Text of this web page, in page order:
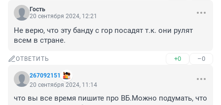
Гость
20 сентября 2024, 12:21
Не верю, что эту банду с гор посадят т.к. они рулят
всем в стране.
ОТВЕТИТЬ +0 –0
267092151
20 сентября 2024, 11:14
что вы все время пишите про ВБ.Можно подумать, что